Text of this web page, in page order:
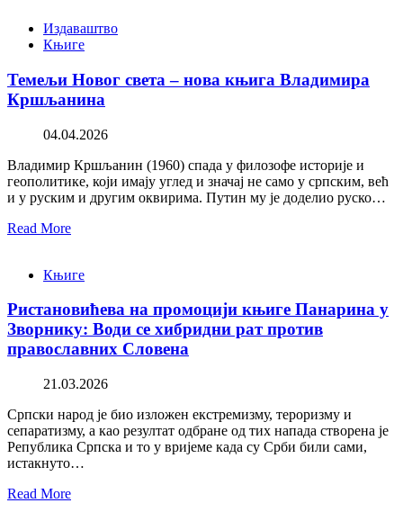
Издаваштво
Књиге
Темељи Новог света – нова књига Владимира
Кршљанина
04.04.2026
Владимир Кршљанин (1960) спада у филозофе историје и
геополитике, који имају углед и значај не само у српским, већ
и у руским и другим оквирима. Путин му је доделио руско…
Read More
Књиге
Ристановићева на промоцији књиге Панарина у
Зворнику: Води се хибридни рат против
православних Словена
21.03.2026
Српски народ је био изложен екстремизму, тероризму и
сепаратизму, а као резултат одбране од тих напада створена је
Република Српска и то у вријеме када су Срби били сами,
истакнуто…
Read More